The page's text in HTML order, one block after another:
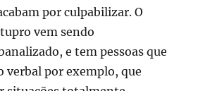
por culpabilizar. O
vem sendo
e tem pessoas que
verbal por exemplo, que